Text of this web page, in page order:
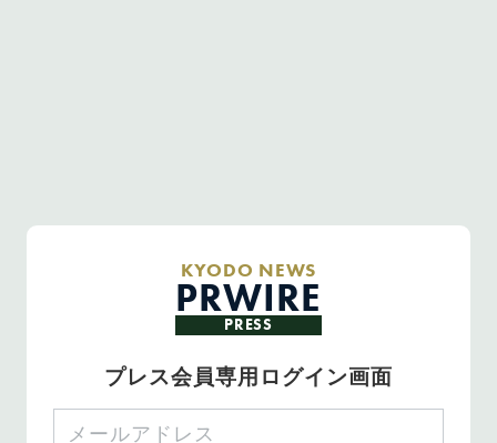
KYODO NEWS
PRWIRE
PRESS
プレス会員専用ログイン画面